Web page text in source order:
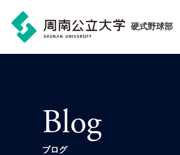
硬式野球部
Blog
ブログ